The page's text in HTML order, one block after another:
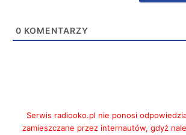
0 KOMENTARZY
Serwis radiooko.pl nie ponosi
zamieszczane przez internautów, gdyż